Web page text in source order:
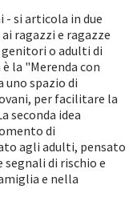
si articola in due
ragazzi e ragazze
genitori o adulti di
la "Merenda con
uno spazio di
per facilitare la
seconda idea
di
agli adulti, pensato
di rischio e
e nella